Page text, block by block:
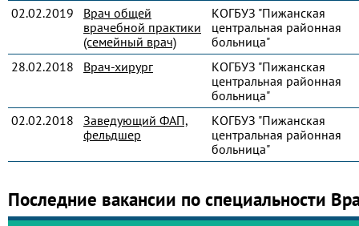
02.02.2019
Врач общей
врачебной практики
(семейный врач)
КОГБУЗ "Пижанская
центральная районная
больница"
28.02.2018
Врач-хирург
КОГБУЗ "Пижанская
центральная районная
больница"
02.02.2018
Заведующий ФАП,
фельдшер
КОГБУЗ "Пижанская
центральная районная
больница"
Последние вакансии по специальности